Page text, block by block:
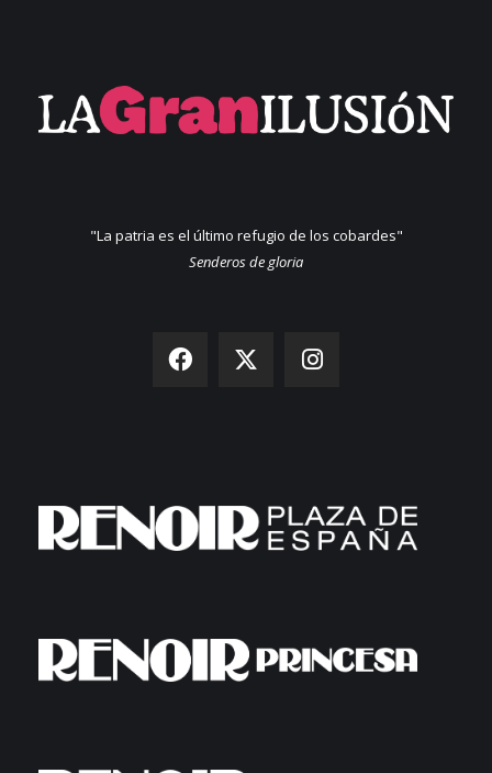
"La patria es el último refugio de los cobardes"
Senderos de gloria